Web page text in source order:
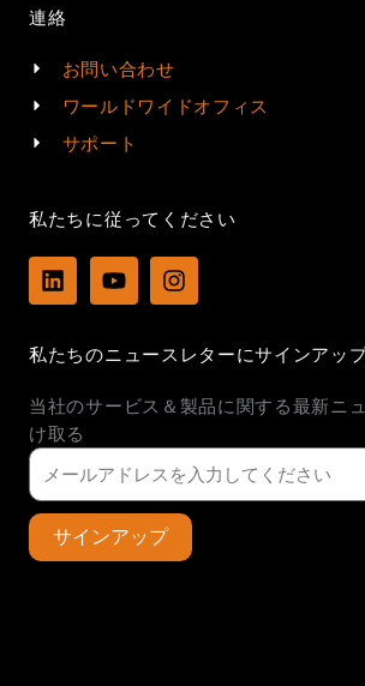
連絡
お問い合わせ
ワールドワイドオフィス
サポート
私たちに従ってください
L
i
e
i
n
Y
o
u
e
I
n
a
r
m
私たちのニュースレターにサインアッ
当社のサービス＆製品に関する最新ニ
け取る
サインアップ